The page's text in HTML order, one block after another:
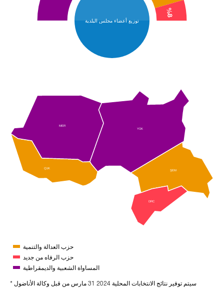
%8
توزيع أعضاء مجلس البلدية
ÇUK
MER
ŞEM
YÜK
DRC
حزب العدالة والتنمية
حزب الرفاه من جديد
المساواة الشعبية والديمقراطية
* سيتم توفير نتائج الانتخابات المحلية 2024 31 مارس من قبل وكالة الأناضول